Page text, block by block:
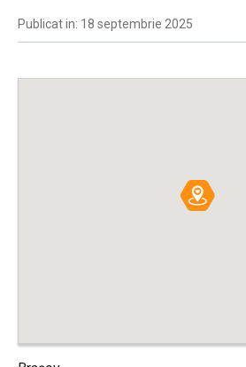
Publicat in: 18 septembrie 2025